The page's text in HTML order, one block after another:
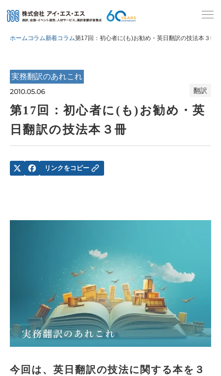
ホームコラム新着コラム第17回：初心者に(も)お勧め・英日翻訳の技法本３冊
実務翻訳のあれこれ
2010.05.06 翻訳
第17回：初心者に(も)お勧め・英
日翻訳の技法本３冊
リンクをコピー
今回は、英日翻訳の技法に関する本を３